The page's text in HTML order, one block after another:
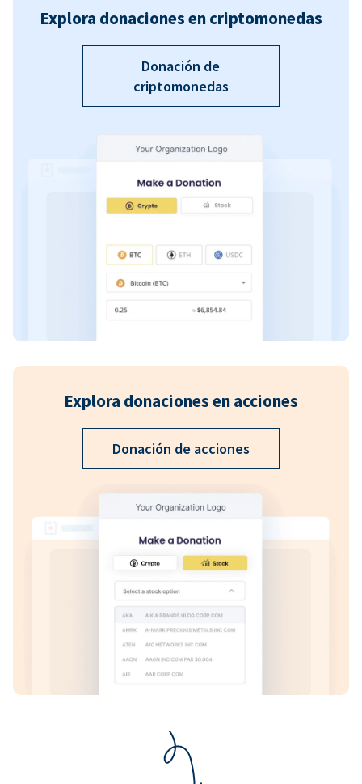
Explora donaciones en criptomonedas
Donación de
criptomonedas
Explora donaciones en acciones
Donación de acciones